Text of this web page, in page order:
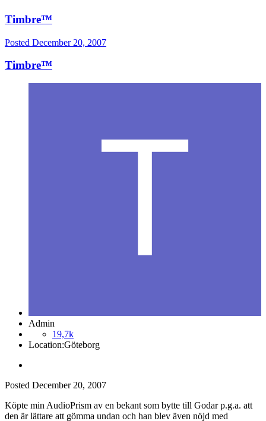
Timbre™
Posted December 20, 2007
Timbre™
Admin
19,7k
Location:Göteborg
Posted December 20, 2007
Köpte min AudioPrism av en bekant som bytte till Godar p.g.a. att
den är lättare att gömma undan och han blev även nöjd med